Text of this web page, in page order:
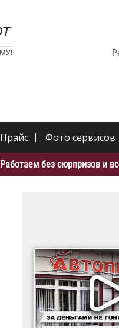
Прайс Фото сервисов
Работаем без сюрпризов и